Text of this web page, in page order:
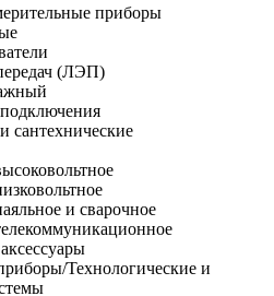
приборы
(ЛЭП)
и сварочное
Технологические и